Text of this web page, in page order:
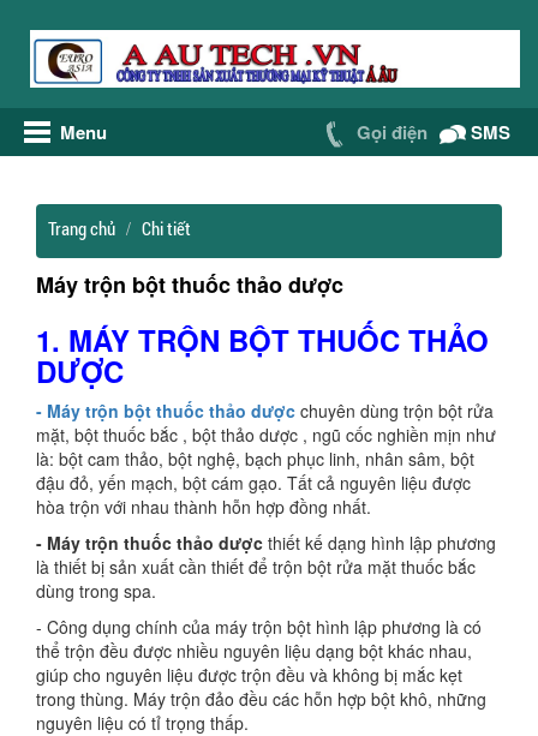
Menu Gọi điện SMS
Trang chủ Chi tiết
Máy trộn bột thuốc thảo dược
1. MÁY TRỘN BỘT THUỐC THẢO
DƯỢC
- Máy trộn bột thuốc thảo dược chuyên dùng trộn bột rửa
mặt, bột thuốc bắc , bột thảo dược , ngũ cốc nghiền mịn như
là: bột cam thảo, bột nghệ, bạch phục linh, nhân sâm, bột
đậu đỏ, yến mạch, bột cám gạo. Tất cả nguyên liệu được
hòa trộn với nhau thành hỗn hợp đồng nhất.
- Máy trộn thuốc thảo dược thiết kế dạng hình lập phương
là thiết bị sản xuất cần thiết để trộn bột rửa mặt thuốc bắc
dùng trong spa.
- Công dụng chính của máy trộn bột hình lập phương là có
thể trộn đều được nhiều nguyên liệu dạng bột khác nhau,
giúp cho nguyên liệu được trộn đều và không bị mắc kẹt
trong thùng. Máy trộn đảo đều các hỗn hợp bột khô, những
nguyên liệu có tỉ trọng thấp.